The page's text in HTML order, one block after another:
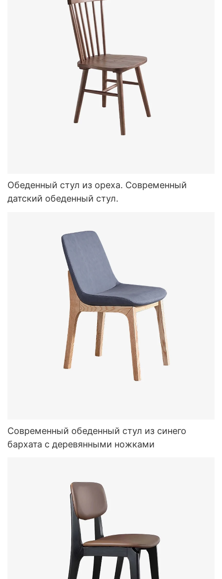
Обеденный стул из ореха. Современный
датский обеденный стул.
Современный обеденный стул из синего
бархата с деревянными ножками